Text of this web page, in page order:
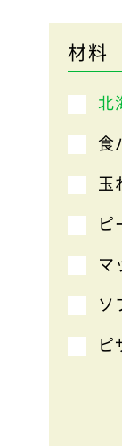
材料
北
食
玉
ピ
マ
ソ